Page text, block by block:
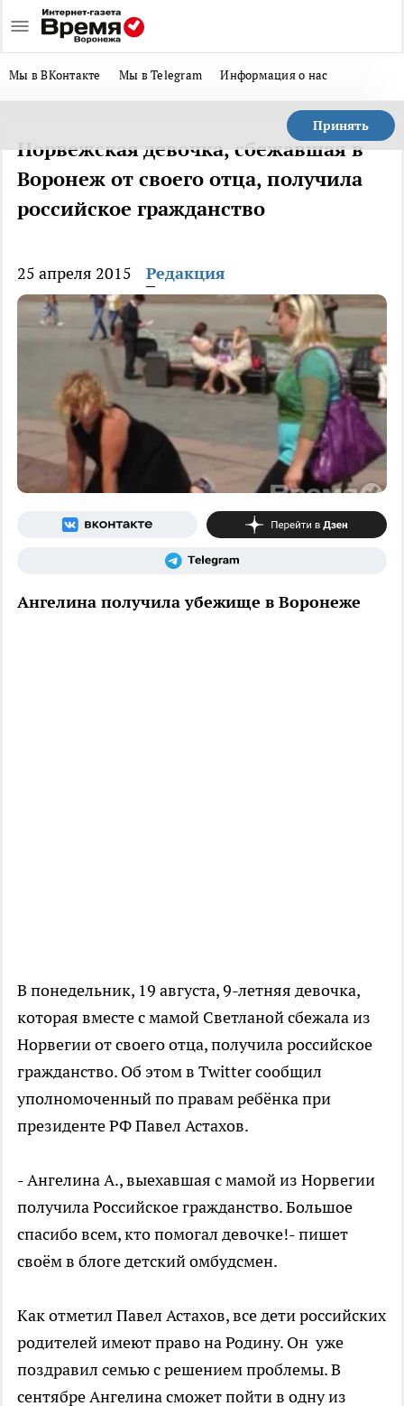
Мы в ВКонтакте Мы в Telegram Информация о нас
Принять
Норвежская девочка, сбежавшая в
Воронеж от своего отца, получила
российское гражданство
25 апреля 2015 Редакция
Ангелина получила убежище в Воронеже
В понедельник, 19 августа, 9-летняя девочка,
которая вместе с мамой Светланой сбежала из
Норвегии от своего отца, получила российское
гражданство. Об этом в Twitter сообщил
уполномоченный по правам ребёнка при
президенте РФ Павел Астахов.
- Ангелина А., выехавшая с мамой из Норвегии
получила Российское гражданство. Большое
спасибо всем, кто помогал девочке!- пишет
своём в блоге детский омбудсмен.
Как отметил Павел Астахов, все дети российских
родителей имеют право на Родину. Он уже
поздравил семью с решением проблемы. В
сентябре Ангелина сможет пойти в одну из